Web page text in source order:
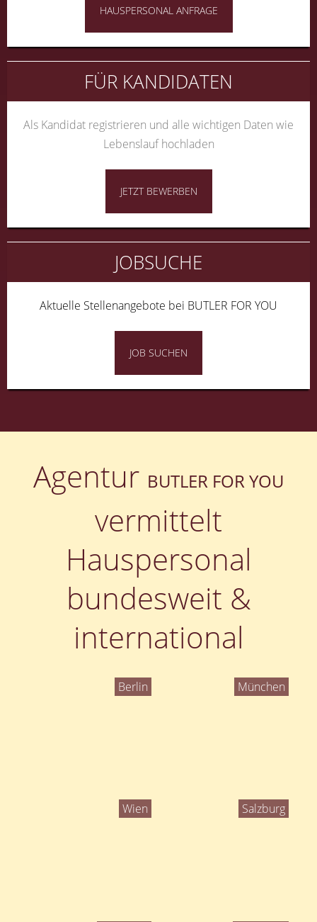
HAUSPERSONAL ANFRAGE
FÜR KANDIDATEN
Als Kandidat registrieren und alle wichtigen Daten wie
Lebenslauf hochladen
JETZT BEWERBEN
JOBSUCHE
Aktuelle Stellenangebote bei BUTLER FOR YOU
JOB SUCHEN
Agentur BUTLER FOR YOU
vermittelt
Hauspersonal
bundesweit &
international
Berlin München
Wien Salzburg